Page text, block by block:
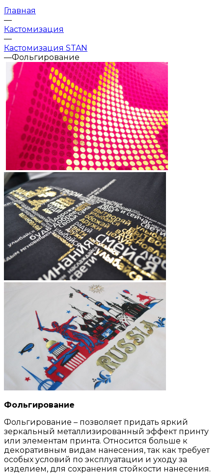
Главная
—
Кастомизация
—
Кастомизация STAN
—Фольгирование
Фольгирование
Фольгирование – позволяет придать яркий
зеркальный металлизированный эффект принту
или элементам принта. Относится больше к
декоративным видам нанесения, так как требует
особых условий по эксплуатации и уходу за
изделием, для сохранения стойкости нанесения.